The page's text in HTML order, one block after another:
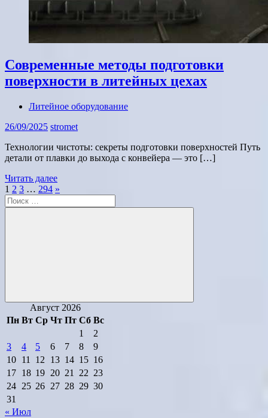
Современные методы подготовки
поверхности в литейных цехах
Литейное оборудование
26/09/2025 stromet
Технологии чистоты: секреты подготовки поверхностей Путь
детали от плавки до выхода с конвейера — это […]
Читать далее
Пагинация
записей
1 2 3 … 294 Следующие
»
Поиск
для:
Поиск
Август 2026
Пн Вт Ср Чт Пт Сб Вс
1
2
3
4 5 6 7 8
9
10 11 12 13 14 15 16
17 18 19 20 21 22 23
24 25 26 27 28 29 30
31
« Июл